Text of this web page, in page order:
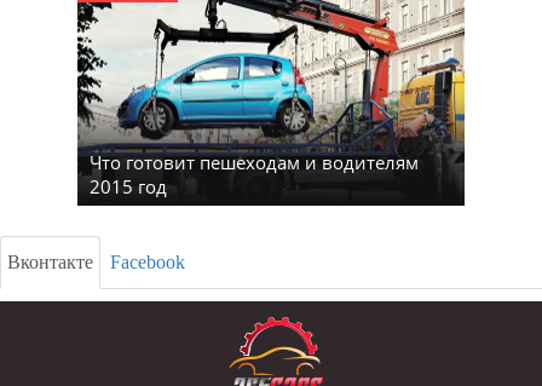
Что готовит пешеходам и водителям
2015 год
Вконтакте Facebook